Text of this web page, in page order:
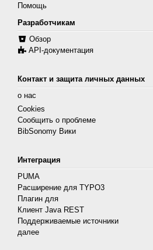
Помощь
Разработчикам
Обзор
API-документация
Контакт и защита личных данных
о нас
Cookies
Сообщить о проблеме
BibSonomy Вики
Интеграция
PUMA
Расширение для TYPO3
Плагин для
Клиент Java REST
Поддерживаемые источники
далее